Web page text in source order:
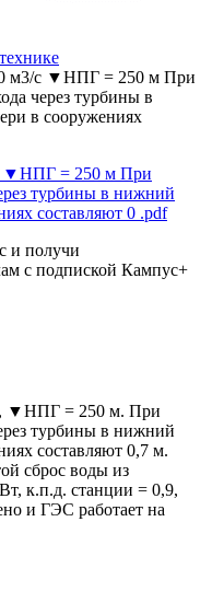
м3/с ▼НПГ = 250 м При
через турбины в
в сооружениях
▼НПГ = 250 м При
турбины в нижний
составляют 0 .pdf
и получи
с подпиской Кампус+
▼НПГ = 250 м. При
турбины в нижний
составляют 0,7 м.
сброс воды из
к.п.д. станции = 0,9,
и ГЭС работает на